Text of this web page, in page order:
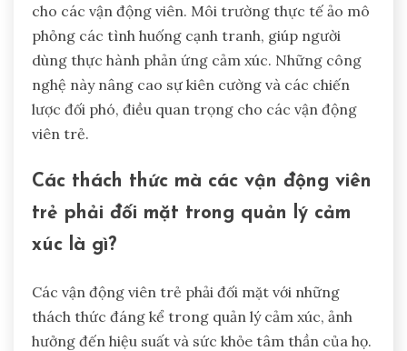
cho các vận động viên. Môi trường thực tế ảo mô
phỏng các tình huống cạnh tranh, giúp người
dùng thực hành phản ứng cảm xúc. Những công
nghệ này nâng cao sự kiên cường và các chiến
lược đối phó, điều quan trọng cho các vận động
viên trẻ.
Các thách thức mà các vận động viên
trẻ phải đối mặt trong quản lý cảm
xúc là gì?
Các vận động viên trẻ phải đối mặt với những
thách thức đáng kể trong quản lý cảm xúc, ảnh
hưởng đến hiệu suất và sức khỏe tâm thần của họ.